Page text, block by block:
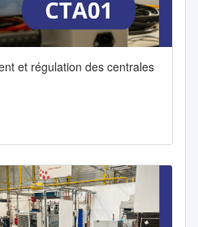
et régulation des centrales